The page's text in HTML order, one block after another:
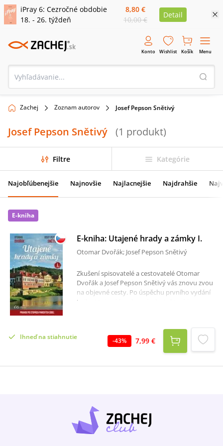
iPray 6: Cezročné obdobie
18. - 26. týždeň
8,80 €
10,00 €
Detail
Konto Wishlist Košík Menu
Zachej Zoznam autorov Josef Pepson Snětivý
Josef Pepson Snětivý (1 produkt)
Filtre Kategórie
Najobľúbenejšie Najnovšie Najlacnejšie Najdrahšie
E-kniha
E-kniha: Utajené hrady a zámky I.
Otomar Dvořák; Josef Pepson Snětivý
Zkušení spisovatelé a cestovatelé Otomar
Dvořák a Josef Pepson Snětivý vás znovu zvou
na objevné cesty. Po úspěchu prvního vydání
knihy Utajené hrady a zámky I., které je
pražských ulic, parků, náměstí a skrytých
koutů, vždyť za pouhé dva roky se leccos
změnilo! Někdy k lepšímu, jindy k horšímu – a
nejvyšší čas na výpravu k nim: na stránkách
zámečků. Několik málo jich bohužel mohli jen
popsat, a zbytek už je na vaší fantazii, neboť se
jedná o sídla, po nichž nezůstal žádný
hmatatelný pozůstatek. Ta existující však
Ihneď na stiahnutie -43% 7,99 €